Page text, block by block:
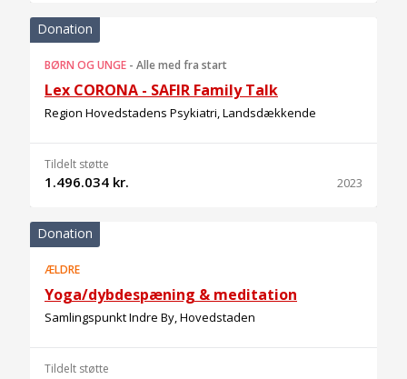
Donation
BØRN OG UNGE - Alle med fra start
Lex CORONA - SAFIR Family Talk
Region Hovedstadens Psykiatri, Landsdækkende
Tildelt støtte
1.496.034 kr. 2023
Donation
ÆLDRE
Yoga/dybdespæning & meditation
Samlingspunkt Indre By, Hovedstaden
Tildelt støtte